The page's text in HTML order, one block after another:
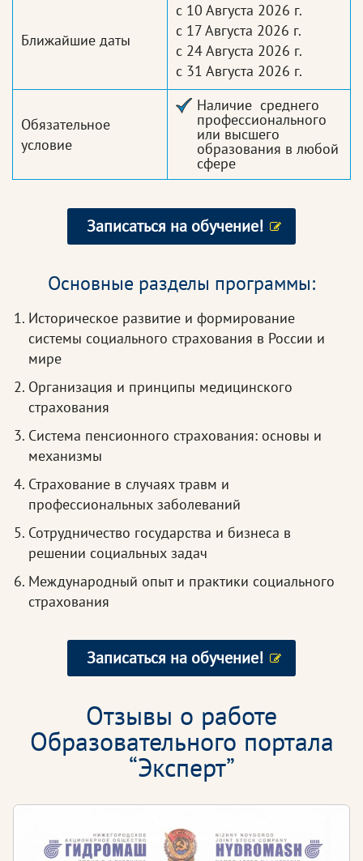
Ближайшие даты
с 10 Августа 2026 г.
с 17 Августа 2026 г.
с 24 Августа 2026 г.
с 31 Августа 2026 г.
Обязательное
условие
Наличие среднего
профессионального
или высшего
образования в любой
сфере
Записаться на обучение!
Основные разделы программы:
Историческое развитие и формирование
системы социального страхования в России и
мире
Организация и принципы медицинского
страхования
Система пенсионного страхования: основы и
механизмы
Страхование в случаях травм и
профессиональных заболеваний
Сотрудничество государства и бизнеса в
решении социальных задач
Международный опыт и практики социального
страхования
Записаться на обучение!
Отзывы о работе
Образовательного портала
“Эксперт”